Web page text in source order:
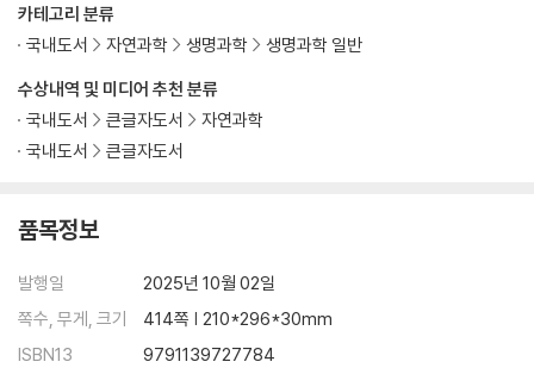
소화계의 질병과 장애│속이 더부룩하고 배가 아프다면
호흡계│숨쉬기 운동을 해볼까
들숨과 날숨│들이마쉬고, 내쉬고, 다시 한번
호흡계의 질병과 장애│숨 고르기가 힘들 때
11장 내분비계와 비뇨계: 호르몬의 마술과 몸속 배수로
내분비계│호르몬은 어떻게 만들어질까?
내분비계의 질병과 장애│호르몬이 말썽을 부릴 때
비뇨계│급하다 급해 화장실
비뇨계의 기능과 질병·장애│제대로 싸지 못하면 생기는 일
수상내역 및 미디어 추천 분류
국내도서
큰글자도서
자연과학
국내도서
큰글자도서
카테고리 분류
국내도서
자연과학 생명과학 생명과학 일반
품목정보
발행일
2025년 10월 02일
쪽수, 무게, 크기
414쪽 | 210*296*30mm
ISBN13
9791139727784